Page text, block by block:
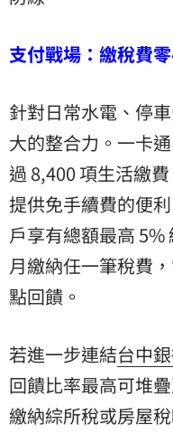
支付戰場：繳稅費
針對日常水電、停
大的整合力。一卡
過 8,400 項生活繳
提供免手續費的便
戶享有總額最高
月繳納任一筆稅費
點回饋。
若進一步連結台中
回饋比率最高可堆
繳納綜所稅或房屋